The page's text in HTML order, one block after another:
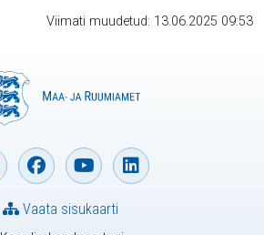
Viimati muudetud: 13.06.2025 09:53
Vaata sisukaarti